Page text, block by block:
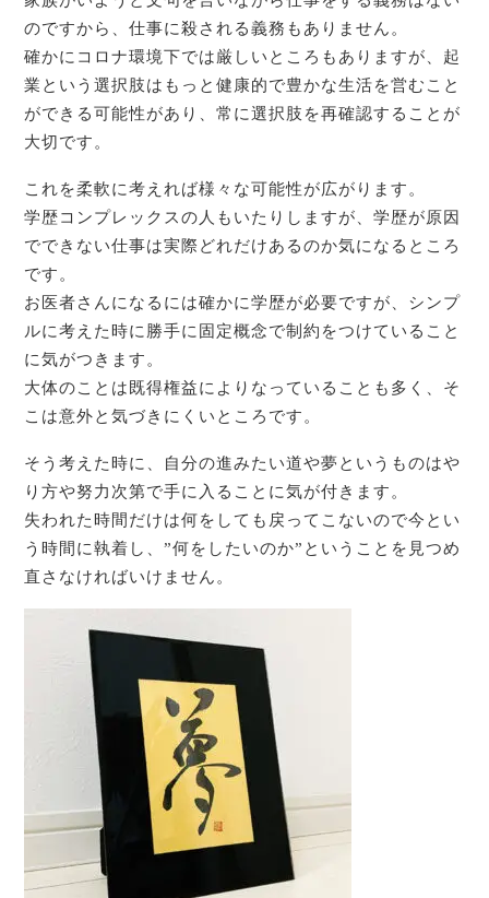
のですから、仕事に殺される義務もありません。
確かにコロナ環境下では厳しいところもありますが、起
業という選択肢はもっと健康的で豊かな生活を営むこと
ができる可能性があり、常に選択肢を再確認することが
大切です。
これを柔軟に考えれば様々な可能性が広がります。
学歴コンプレックスの人もいたりしますが、学歴が原因
でできない仕事は実際どれだけあるのか気になるところ
です。
お医者さんになるには確かに学歴が必要ですが、シンプ
ルに考えた時に勝手に固定概念で制約をつけていること
に気がつきます。
大体のことは既得権益によりなっていることも多く、そ
こは意外と気づきにくいところです。
そう考えた時に、自分の進みたい道や夢というものはや
り方や努力次第で手に入ることに気が付きます。
失われた時間だけは何をしても戻ってこないので今とい
う時間に執着し、”何をしたいのか”ということを見つめ
直さなければいけません。